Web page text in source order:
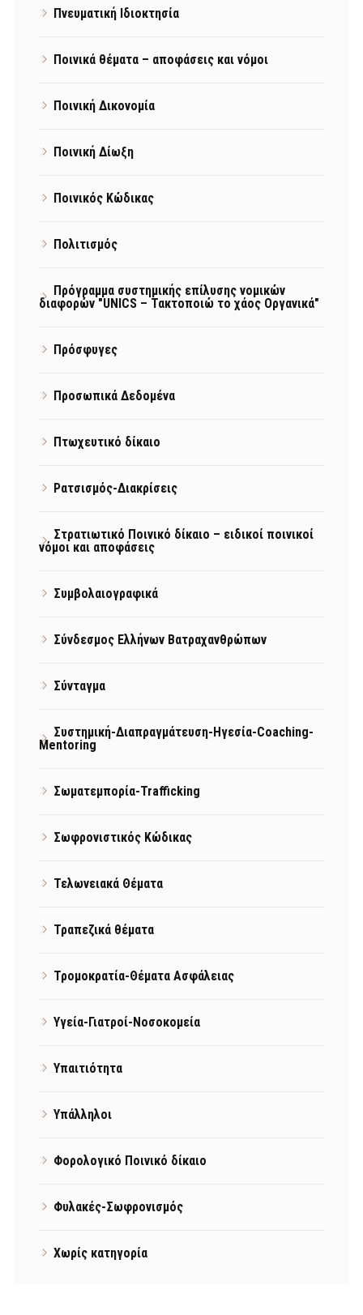
Πνευματική Ιδιοκτησία
Ποινικά θέματα – αποφάσεις και νόμοι
Ποινική Δικονομία
Ποινική Δίωξη
Ποινικός Κώδικας
Πολιτισμός
Πρόγραμμα συστημικής επίλυσης νομικών
διαφορών "UNICS – Τακτοποιώ το χάος Οργανικά"
Πρόσφυγες
Προσωπικά Δεδομένα
Πτωχευτικό δίκαιο
Ρατσισμός-Διακρίσεις
Στρατιωτικό Ποινικό δίκαιο – ειδικοί ποινικοί
νόμοι και αποφάσεις
Συμβολαιογραφικά
Σύνδεσμος Ελλήνων Βατραχανθρώπων
Σύνταγμα
Συστημική-Διαπραγμάτευση-Ηγεσία-Coaching-
Mentoring
Σωματεμπορία-Trafficking
Σωφρονιστικός Κώδικας
Τελωνειακά Θέματα
Τραπεζικά θέματα
Τρομοκρατία-Θέματα Ασφάλειας
Υγεία-Γιατροί-Νοσοκομεία
Υπαιτιότητα
Υπάλληλοι
Φορολογικό Ποινικό δίκαιο
Φυλακές-Σωφρονισμός
Χωρίς κατηγορία